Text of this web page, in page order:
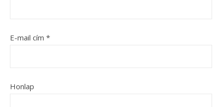
E-mail cím *
Honlap